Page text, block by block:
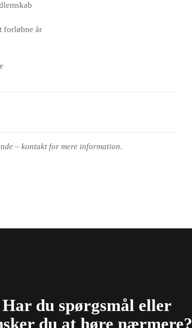
forløbne år
– kontakt for mere information.
Har du spørgsmål eller ​
du at høre nærmere?